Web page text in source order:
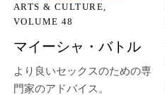
ARTS & CULTURE
VOLUME 48
マイーシャ・バトル
より良いセックスのための専
門家のアドバイス。